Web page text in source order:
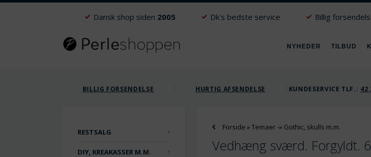
Dansk shop siden 2005 Dk's bedste service Billig
NYHEDER TILBUD
BILLIG FORSENDELSE HURTIG AFSENDELSE KUNDESERVICE TLF.: 42
RESTSALG
DIY, KREAKASSER M.M.
Forside »Temaer-» Gothic, skulls m.m.
Vedhæng sværd. Forgyldt.